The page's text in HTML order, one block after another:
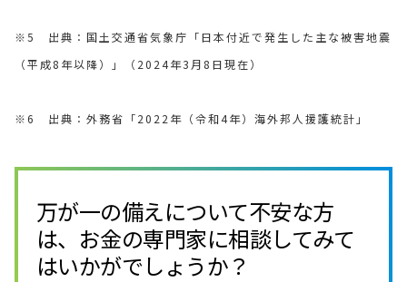
※5 出典：国土交通省気象庁「日本付近で発生した主な被害地震
（平成8年以降）」（2024年3月8日現在）
※6 出典：外務省「2022年（令和4年）海外邦人援護統計」
万が一の備えについて不安な方
は、お金の専門家に相談してみて
はいかがでしょうか？